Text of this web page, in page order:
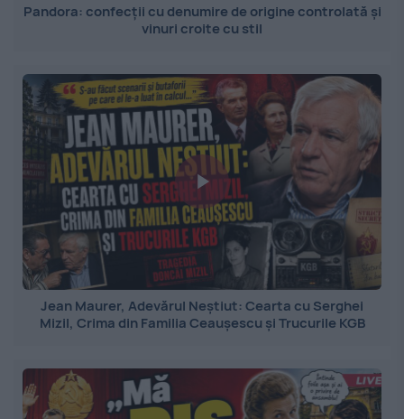
Pandora: confecții cu denumire de origine controlată și
vinuri croite cu stil
Jean Maurer, Adevărul Neștiut: Cearta cu Serghei
Mizil, Crima din Familia Ceaușescu și Trucurile KGB